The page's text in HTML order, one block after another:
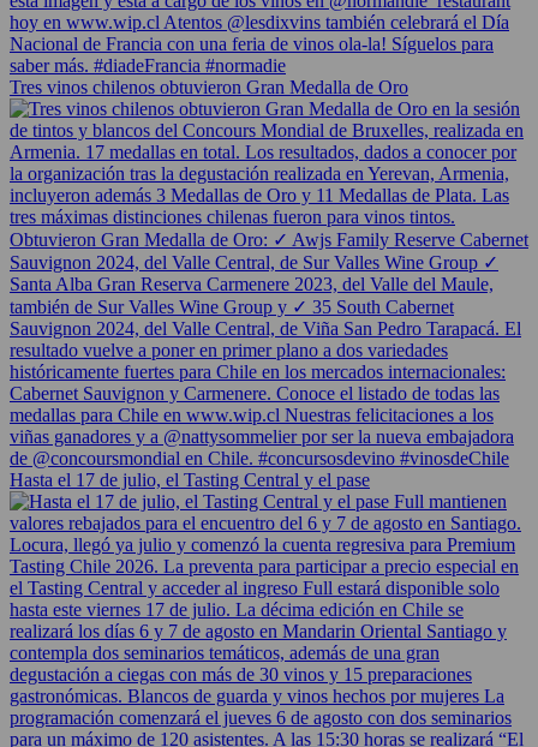
Tres vinos chilenos obtuvieron Gran Medalla de Oro
Hasta el 17 de julio, el Tasting Central y el pase